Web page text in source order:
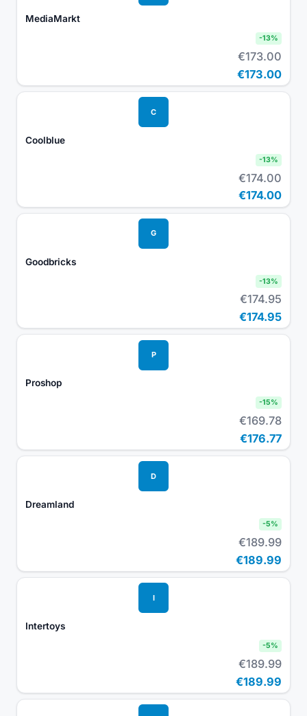
MediaMarkt
-13%
€173.00
€173.00
C
Coolblue
-13%
€174.00
€174.00
G
Goodbricks
-13%
€174.95
€174.95
P
Proshop
-15%
€169.78
€176.77
D
Dreamland
-5%
€189.99
€189.99
I
Intertoys
-5%
€189.99
€189.99